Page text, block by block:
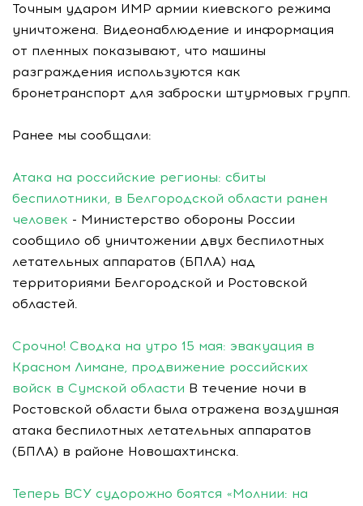
Точным ударом ИМР армии киевского режима
уничтожена. Видеонаблюдение и информация
от пленных показывают, что машины
разграждения используются как
бронетранспорт для заброски штурмовых групп.
Ранее мы сообщали:
Атака на российские регионы: сбиты
беспилотники, в Белгородской области ранен
человек - Министерство обороны России
сообщило об уничтожении двух беспилотных
летательных аппаратов (БПЛА) над
территориями Белгородской и Ростовской
областей.
Срочно! Сводка на утро 15 мая: эвакуация в
Красном Лимане, продвижение российских
войск в Сумской области В течение ночи в
Ростовской области была отражена воздушная
атака беспилотных летательных аппаратов
(БПЛА) в районе Новошахтинска.
Теперь ВСУ судорожно боятся «Молнии: на